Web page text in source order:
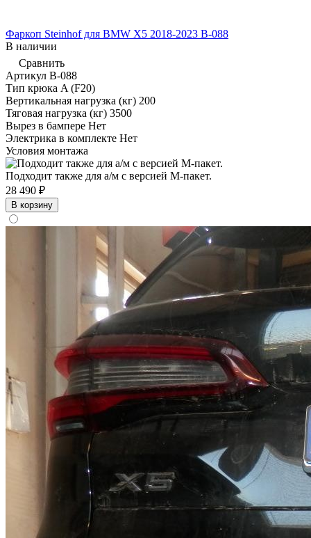
Фаркоп Steinhof для BMW X5 2018-2023 B-088
В наличии
Сравнить
Артикул B-088
Тип крюка A (F20)
Вертикальная нагрузка (кг) 200
Тяговая нагрузка (кг) 3500
Вырез в бампере Нет
Электрика в комплекте Нет
Условия монтажа
Подходит также для а/м с версией М-пакет.
28 490 ₽
В корзину